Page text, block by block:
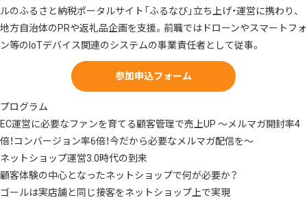
ルのふるさと納税ポータルサイト「ふるなび」立ち上げ・運営に携わり、
地方自治体のPRや返礼品企画を支援。前職ではドローンやスマートフォ
ン等のIoTデバイス関連のシステムの事業責任者として従事。
参加申込フォーム
プログラム
EC運営に必要なファンを育てる顧客管理で売上UP ～メルマガ開封率4
倍！コンバージョン率6倍！今だから必要なメルマガ配信を～
ネットショップ運営3.0時代の到来
顧客体験の中心となったネットショップで何が必要か？
ゴールは実店舗と同じ接客をネットショップ上で実現